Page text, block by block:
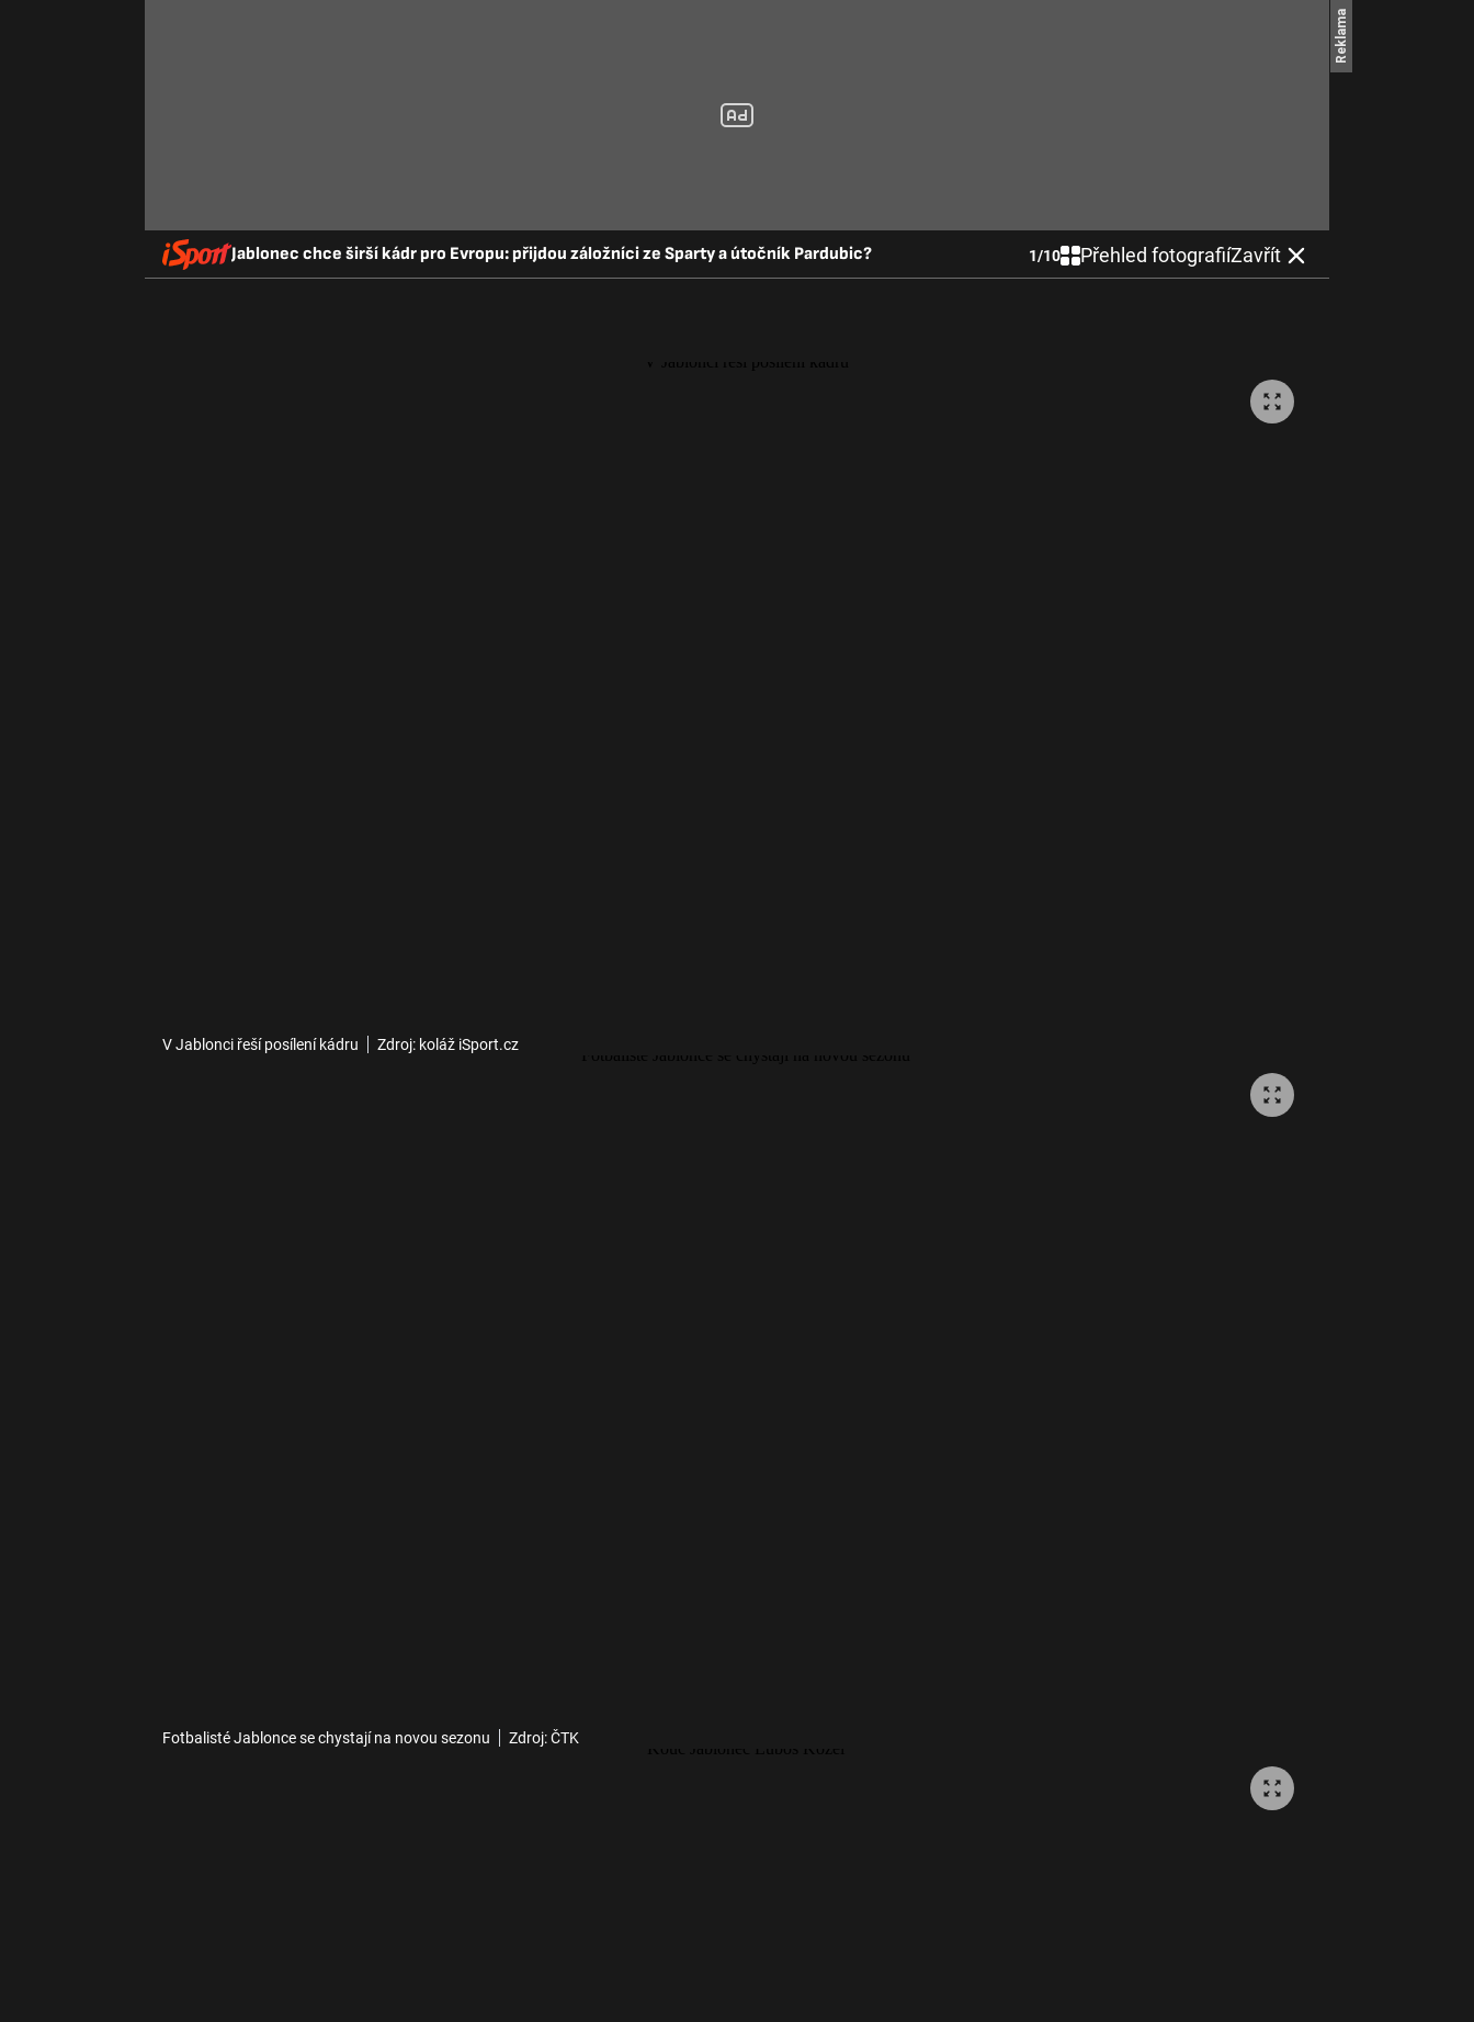
Jablonec chce širší kádr pro Evropu: přijdou záložníci ze Sparty a útočník Pardubic? 1/10 Přehled fotografiíZavřít
V Jablonci řeší posílení kádru Zdroj: koláž iSport.cz
Fotbalisté Jablonce se chystají na novou sezonu Zdroj: ČTK